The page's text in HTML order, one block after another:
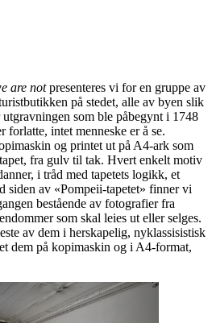
are notpresenteres vi for en gruppe av
på stedet, alle av byen slik
utgravningen som ble påbegynt i 1748
forlatte, intet menneske er å se.
og printet ut på A4-ark som
fra gulv til tak. Hvert enkelt motiv
i tråd med tapetets logikk, et
siden av «Pompeii-tapetet» finner vi
bestående av fotografier fra
som skal leies ut eller selges.
av dem i herskapelig, nyklassisistisk
dem på kopimaskin og i A4-format,